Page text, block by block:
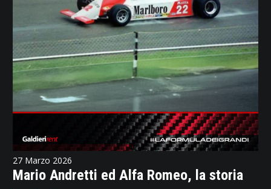
27 Marzo 2026
Mario Andretti ed Alfa Romeo, la storia